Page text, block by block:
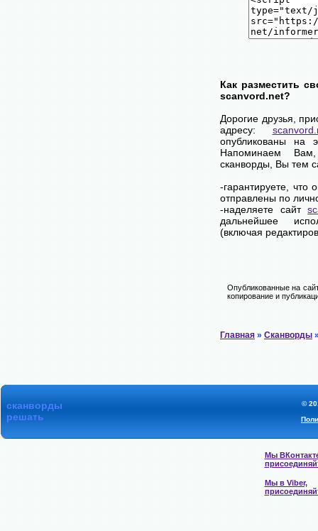
Как разместить
scanvord.net?
Дорогие друзья,
адресу:
опубликованы на
Напоминаем
сканворды, Вы тем
-гарантируете, что
отправлены по
-наделяете сайт
дальнейшее
(включая
Опубликованные на
копирование и
Главная » Сканворды
сканворды
решать
©
Мы
Мы в Viber,